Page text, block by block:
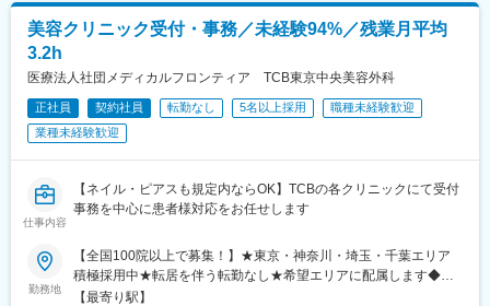
美容クリニック受付・事務／未経験94%／残業月平均
3.2h
医療法人社団メディカルフロンティア TCB東京中央美容外科
正社員 契約社員 転勤なし 5名以上採用
職種未経験歓迎
業種未経験歓迎
仕事内容
【ネイル・ピアスも規定内ならOK】TCBの各クリニックにて受付
事務を中心に患者様対応をお任せします
勤務地
【全国100院以上で募集！】★東京・神奈川・埼玉・千葉エリア
積極採用中★転居を伴う転勤なし★希望エリアに配属します◆ク
リニック一覧＜全国100院以上展開＞【北海道・東北】旭川駅前
【最寄り駅】